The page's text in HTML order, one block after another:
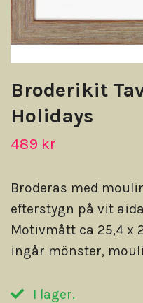
Broderikit
Holidays
489 kr
Broderas med
efterstygn på vit
Motivmått ca 25,4 x
ingår mönster,
I lager.